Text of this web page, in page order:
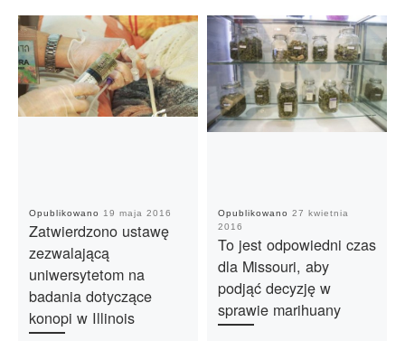
Opublikowano 19 maja 2016
Zatwierdzono ustawę
zezwalającą
uniwersytetom na
badania dotyczące
konopi w Illinois
Opublikowano 27 kwietnia
2016
To jest odpowiedni czas
dla Missouri, aby
podjąć decyzję w
sprawie marihuany